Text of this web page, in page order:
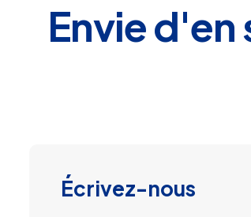
Envie
Écrivez-nous